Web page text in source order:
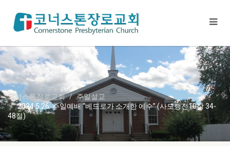
코너스톤장로교회
주일설교
2024.5.26. 주일예배 “베드로가 소개한 에수” (사도행전10장 34-
48절)